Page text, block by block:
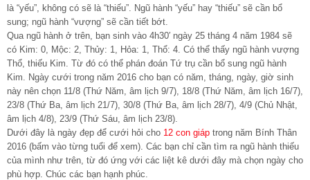
là “yếu”, không có sẽ là “thiếu”. Ngũ hành “yếu” hay “thiếu” sẽ cần bổ
sung; ngũ hành “vượng” sẽ cần tiết bớt.
Qua ngũ hành ở trên, bạn sinh vào 4h30′ ngày 25 tháng 4 năm 1984 sẽ
có Kim: 0, Mộc: 2, Thủy: 1, Hỏa: 1, Thổ: 4. Có thể thấy ngũ hành vượng
Thổ, thiếu Kim. Từ đó có thể phán đoán Tứ trụ cần bổ sung ngũ hành
Kim. Ngày cưới trong năm 2016 cho bạn có năm, tháng, ngày, giờ sinh
này nên chọn 11/8 (Thứ Năm, âm lịch 9/7), 18/8 (Thứ Năm, âm lịch 16/7),
23/8 (Thứ Ba, âm lịch 21/7), 30/8 (Thứ Ba, âm lịch 28/7), 4/9 (Chủ Nhật,
âm lịch 4/8), 23/9 (Thứ Sáu, âm lịch 23/8).
Dưới đây là ngày đẹp để cưới hỏi cho 12 con giáp trong năm Bính Thân
2016 (bấm vào từng tuổi để xem). Các bạn chỉ cần tìm ra ngũ hành thiếu
của mình như trên, từ đó ứng với các liệt kê dưới đây mà chọn ngày cho
phù hợp. Chúc các bạn hạnh phúc.